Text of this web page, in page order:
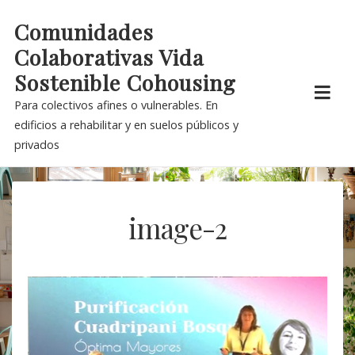
content
Comunidades
Colaborativas Vida
Sostenible Cohousing
Para colectivos afines o vulnerables. En
edificios a rehabilitar y en suelos públicos y
privados
image-2